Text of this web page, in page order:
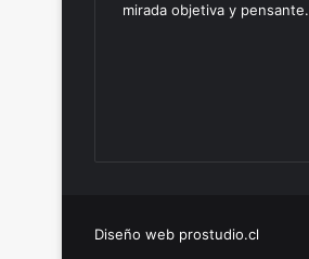
mirada objetiva y pensante.
Diseño web prostudio.cl